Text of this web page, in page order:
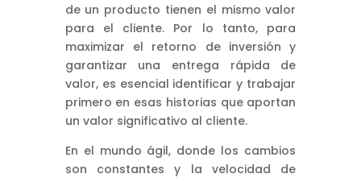
de un producto tienen el mismo valor
para el cliente. Por lo tanto, para
maximizar el retorno de inversión y
garantizar una entrega rápida de
valor, es esencial identificar y trabajar
primero en esas historias que aportan
un valor significativo al cliente.
En el mundo ágil, donde los cambios
son constantes y la velocidad de